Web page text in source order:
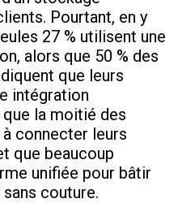
Pourtant, en y
27 % utilisent une
alors que 50 % des
que leurs
intégration
que la moitié des
connecter leurs
que beaucoup
unifiée pour bâtir
couture.